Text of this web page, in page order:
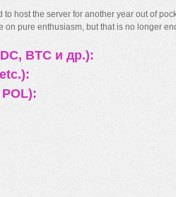
host the server for another year out of
on pure enthusiasm, but that is no longer
BTC и др.):